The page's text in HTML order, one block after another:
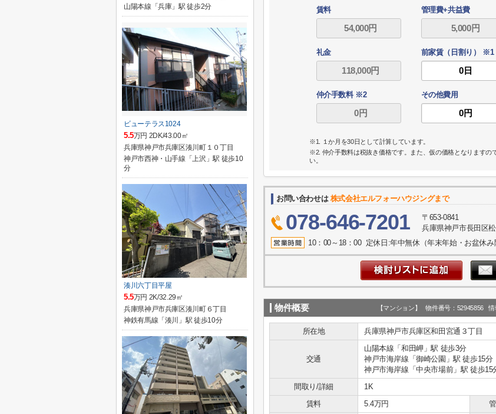
賃料 管理費+共益費
礼金 前家賃（日割り） ※1
仲介手数料 ※2
その他費用
※1. １か月を30日として計算しています。
※2. 仲介手数料は税抜き価格です。また、仮の価格となりますの
い。
お問い合わせは 株式会社エルフォーハウジングまで
078-646-7201
〒653-0841
兵庫県神戸市長田区
10：00～18：00 定休日:年中無休（年末年始・お盆休み
物件概要 【マンション】 物件番号：52945856
所在地 兵庫県神戸市兵庫区和田宮通３丁目
交通
山陽本線「和田岬」駅 徒歩3分
神戸市海岸線「御崎公園」駅 徒歩15分
神戸市海岸線「中央市場前」駅 徒歩15
間取り/詳細
1K
賃料
5.4万円
山陽本線「兵庫」駅 徒歩2分
ビューテラス1024
5.5万円 2DK/43.00㎡
兵庫県神戸市兵庫区湊川町１０丁目
神戸市西神・山手線「上沢」駅 徒歩10
分
湊川六丁目平屋
5.5万円 2K/32.29㎡
兵庫県神戸市兵庫区湊川町６丁目
神鉄有馬線「湊川」駅 徒歩10分